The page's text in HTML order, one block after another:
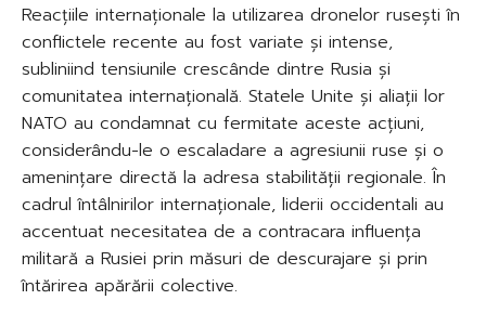
Reacțiile internaționale la utilizarea dronelor rusești în
conflictele recente au fost variate și intense,
subliniind tensiunile crescânde dintre Rusia și
comunitatea internațională. Statele Unite și aliații lor
NATO au condamnat cu fermitate aceste acțiuni,
considerându-le o escaladare a agresiunii ruse și o
amenințare directă la adresa stabilității regionale. În
cadrul întâlnirilor internaționale, liderii occidentali au
accentuat necesitatea de a contracara influența
militară a Rusiei prin măsuri de descurajare și prin
întărirea apărării colective.